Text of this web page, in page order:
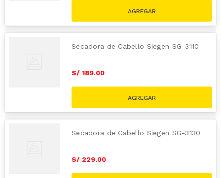
Secadora de Cabello Siegen SG-3110
S/ 189.00
Secadora de Cabello Siegen SG-3130
S/ 229.00